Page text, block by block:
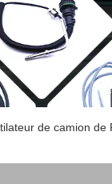
de camion